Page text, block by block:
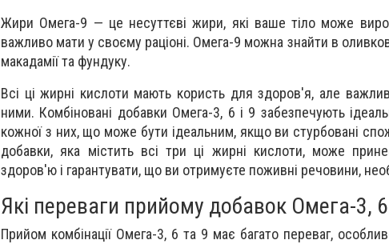
Жири Омега-9 — це несуттєві жири, які ваше тіло може
важливо мати у своєму раціоні. Омега-9 можна знайти в
макадамії та фундуку.
Всі ці жирні кислоти мають користь для здоров'я, але
ними. Комбіновані добавки Омега-3, 6 і 9 забезпечують
кожної з них, що може бути ідеальним, якщо ви стурбовані
добавки, яка містить всі три ці жирні кислоти, може
здоров'ю і гарантувати, що ви отримуєте поживні речовини,
Які переваги прийому добавок Омега-3,
Прийом комбінації Омега-3, 6 та 9 має багато переваг,